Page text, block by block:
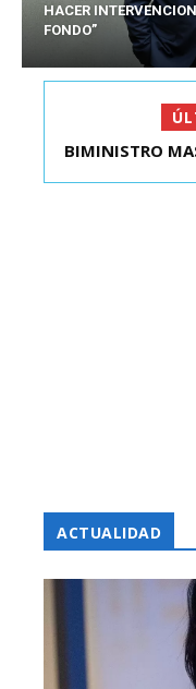
HACER
FONDO”
KAST SE
BIMINISTRO
ACTUALIDAD